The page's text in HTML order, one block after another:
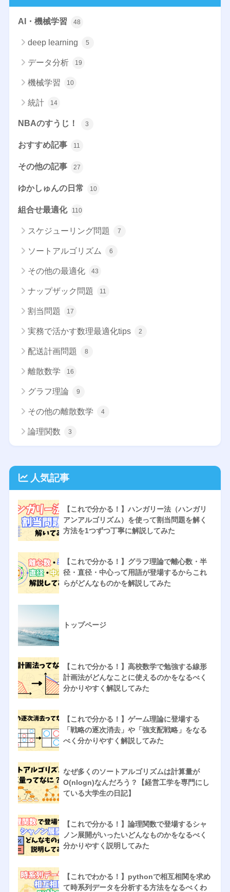
AI・機械学習 48
deep learning 5
データ分析 19
機械学習 10
統計 14
NBAのすうじ！ 3
おすすめ記事 11
その他の記事 27
ゆかしゅんの日常 10
組合せ最適化 110
スケジューリング問題 7
ソートアルゴリズム 6
その他の最適化 43
ナップザック問題 11
割当問題 17
実務で活かす数理最適化tips 2
配送計画問題 8
離散数学 16
グラフ理論 9
その他の離散数学 4
論理関数 3
人気記事
【これで分かる！】ハンガリー法（ハンガリ
アンアルゴリズム）を使って割当問題を解く
方法を1つずつ丁寧に解説してみた
【これで分かる！】グラフ理論で離心数・半
径・直径・中心って用語が登場するからこれ
らがどんなものかを解説してみた
トップページ
【これで分かる！】高校数学で勉強する線形
計画法がどんなことに使えるのかをなるべく
分かりやすく解説してみた
【これで分かる！】ゲーム理論に登場する
「戦略の逐次消去」や「強支配戦略」をなる
べく分かりやすく解説してみた
なぜ多くのソートアルゴリズムは計算量が
O(nlogn)なんだろう？【経営工学を専門にし
ている大学生の日記】
【これで分かる！】論理関数で登場するシャ
ノン展開がいったいどんなものかをなるべく
分かりやすく説明してみた
【これでわかる！】pythonで相互相関を求め
て時系列データを分析する方法をなるべくわ